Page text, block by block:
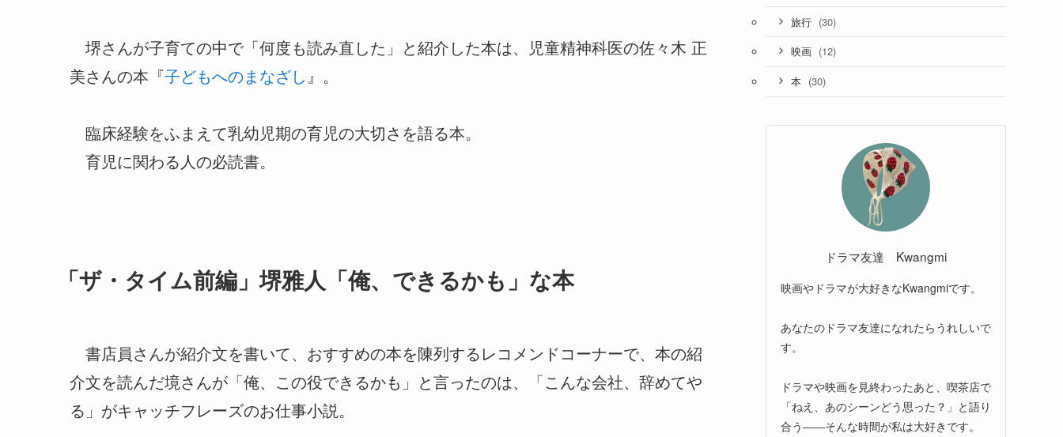
堺さんが子育ての中で「何度も読み直した」と紹介した本は、児童精神科医の佐々木 正
美さんの本『子どもへのまなざし』。
臨床経験をふまえて乳幼児期の育児の大切さを語る本。
育児に関わる人の必読書。
「ザ・タイム前編」堺雅人「俺、できるかも」な本
書店員さんが紹介文を書いて、おすすめの本を陳列するレコメンドコーナーで、本の紹
介文を読んだ境さんが「俺、この役できるかも」と言ったのは、「こんな会社、辞めてや
る」がキャッチフレーズのお仕事小説。
旅行 (30)
映画 (12)
本 (30)
ドラマ友達 Kwangmi
映画やドラマが大好きなKwangmiです。
あなたのドラマ友達になれたらうれしいで
す。
ドラマや映画を見終わったあと、喫茶店で
「ねえ、あのシーンどう思った？」と語り
合う――そんな時間が私は大好きです。